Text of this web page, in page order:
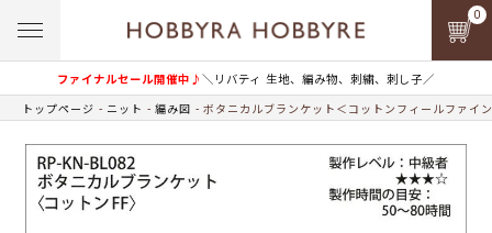
ファイナルセール開催中♪＼リバティ 生地、編み物、刺繍、刺し子／
0
トップページ ニット 編み図 ボタニカルブランケット＜コットンフィールファイ